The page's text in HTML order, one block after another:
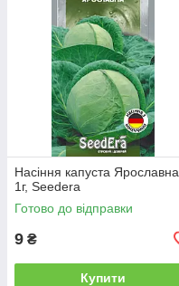
Насіння капуста Ярославна,
1г, Seedera
Готово до відправки
9 ₴
Купити